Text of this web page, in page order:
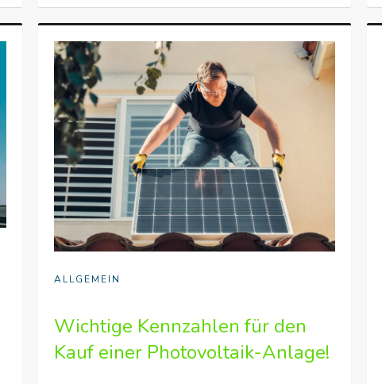
ALLGEMEIN
Wichtige Kennzahlen für den
Kauf einer Photovoltaik-Anlage!